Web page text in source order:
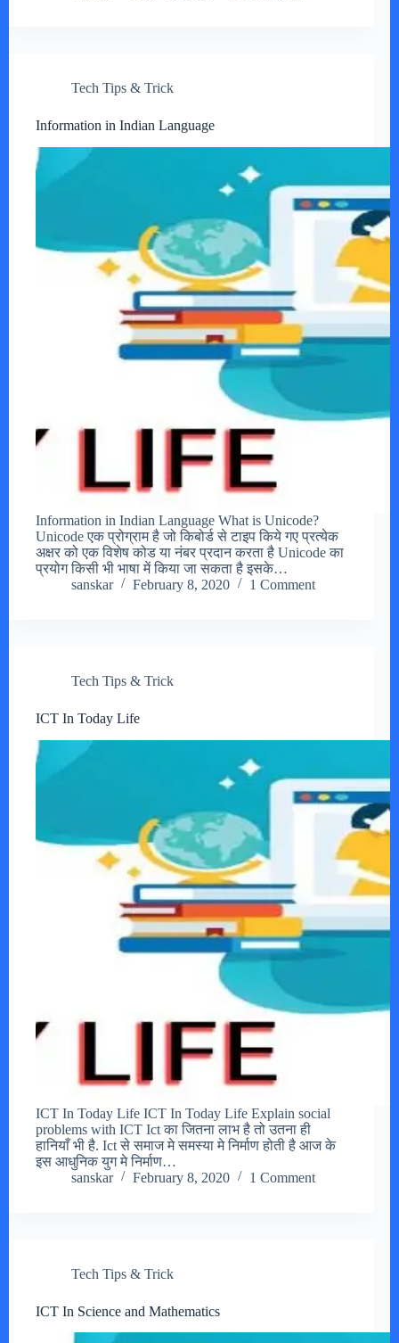
Tech Tips & Trick
Information in Indian Language
Information in Indian Language What is Unicode?
Unicode एक प्रोग्राम है जो किबोर्ड से टाइप किये गए प्रत्येक
अक्षर को एक विशेष कोड या नंबर प्रदान करता है Unicode का
प्रयोग किसी भी भाषा में किया जा सकता है इसके…
sanskar
February 8, 2020 1 Comment
Tech Tips & Trick
ICT In Today Life
ICT In Today Life ICT In Today Life Explain social
problems with ICT Ict का जितना लाभ है तो उतना ही
हानियाँ भी है. Ict से समाज मे समस्या मे निर्माण होती है आज के
इस आधुनिक युग मे निर्माण…
sanskar
February 8, 2020 1 Comment
Tech Tips & Trick
ICT In Science and Mathematics